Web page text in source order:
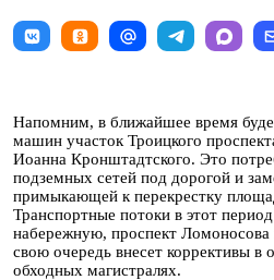
Напомним, в ближайшее время
машин участок Троицкого
Иоанна Кронштадтского. Это
подземных сетей под дорогой и
примыкающей к перекрестку
Транспортные потоки в этот
набережную, проспект Ломоносова
свою очередь внесет коррективы в
обходных магистралях.